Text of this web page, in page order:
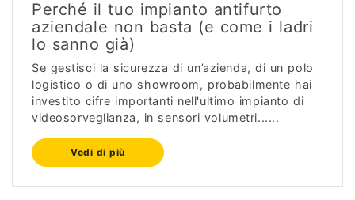
Perché il tuo impianto antifurto
aziendale non basta (e come i ladri
lo sanno già)
Se gestisci la sicurezza di un’azienda, di un polo
logistico o di uno showroom, probabilmente hai
investito cifre importanti nell'ultimo impianto di
videosorveglianza, in sensori volumetri......
Vedi di più